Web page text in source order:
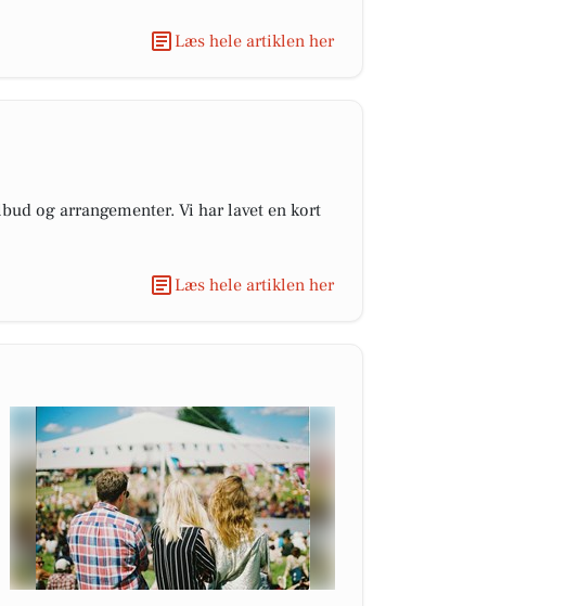
Læs hele artiklen her
og arrangementer. Vi har lavet en kort
Læs hele artiklen her